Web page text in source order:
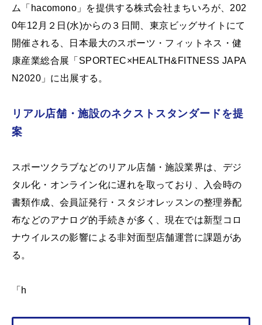
ム「hacomono」を提供する株式会社まちいろが、202
0年12月２日(水)からの３日間、東京ビッグサイトにて
開催される、日本最大のスポーツ・フィットネス・健
康産業総合展「SPORTEC×HEALTH&FITNESS JAPA
N2020」に出展する。
リアル店舗・施設のネクストスタンダードを提
案
スポーツクラブなどのリアル店舗・施設業界は、デジ
タル化・オンライン化に遅れを取っており、入会時の
書類作成、会員証発行・スタジオレッスンの整理券配
布などのアナログ的手続きが多く、現在では新型コロ
ナウイルスの影響による非対面型店舗運営に課題があ
る。
「h